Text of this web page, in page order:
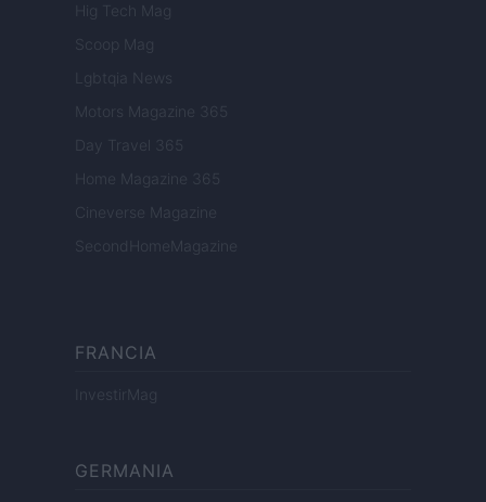
Hig Tech Mag
Scoop Mag
Lgbtqia News
Motors Magazine 365
Day Travel 365
Home Magazine 365
Cineverse Magazine
SecondHomeMagazine
FRANCIA
InvestirMag
GERMANIA